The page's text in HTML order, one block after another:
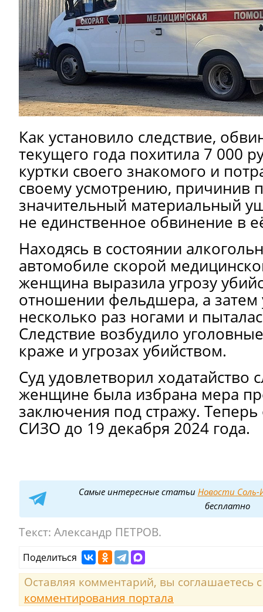
Как установило следствие,
текущего года похитила 7 000
куртки своего знакомого и
своему усмотрению, причинив
значительный материальный
не единственное обвинение в
Находясь в состоянии
автомобиле скорой
женщина выразила угрозу
отношении фельдшера, а затем
несколько раз ногами и
Следствие возбудило
краже и угрозах убийством.
Суд удовлетворил ходатайство
женщине была избрана мера
заключения под стражу.
СИЗО до 19 декабря 2024 года.
Самые интересные статьи Новости Соль-
бесплатно
Текст: Александр ПЕТРОВ.
Поделиться
Оставляя комментарий, вы соглашаетесь
комментирования портала